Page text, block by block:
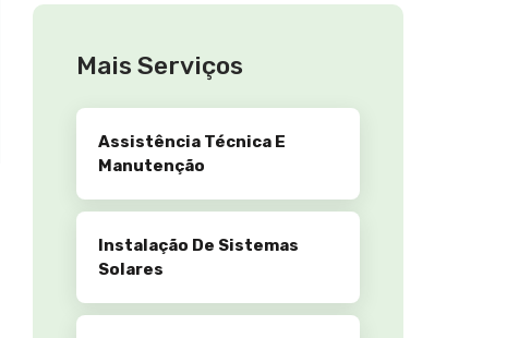
Mais Serviços
Assistência Técnica E
Manutenção
Instalação De Sistemas
Solares